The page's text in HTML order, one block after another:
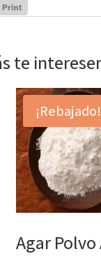
te
¡Rebajado!
Agar Polvo